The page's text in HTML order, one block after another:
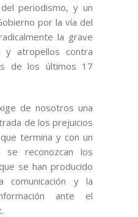
periodismo, y un
por la vía del
la grave
y atropellos contra
de los últimos 17
de nosotros una
de los prejuicios
termina y con un
reconozcan los
se han producido
y la
ante el